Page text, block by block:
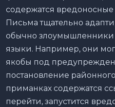
содержатся
Письма тщательно
обычно злоумышленники
языки. Например, они
якобы под
постановление
приманках содержатся
перейти, запустится